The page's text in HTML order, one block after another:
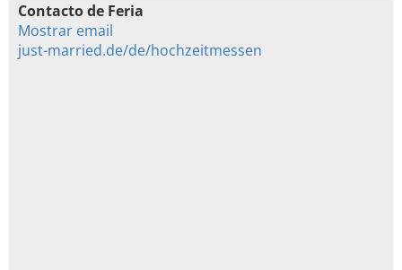
Contacto de Feria
Mostrar email
just-married.de/de/hochzeitmessen